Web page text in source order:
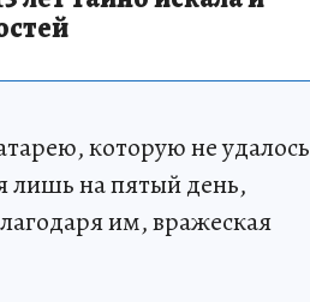
которую не удалось
лишь на пятый день,
им, вражеская